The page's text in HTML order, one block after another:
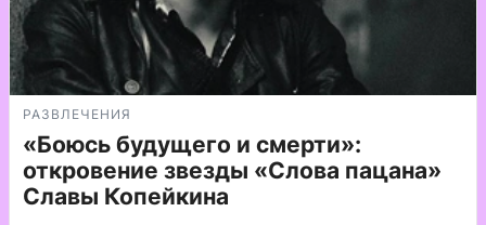
РАЗВЛЕЧЕНИЯ
«Боюсь будущего и смерти»:
откровение звезды «Слова пацана»
Славы Копейкина